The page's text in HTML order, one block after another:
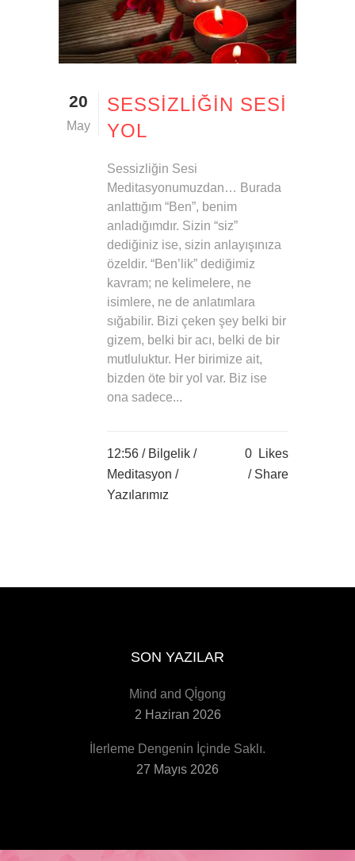
20
May
SESSIZLIĞIN SESI
YOL
Sessizliğin Sesi
Meditasyonumuzdan… Burada
anlattığım “Ben”, benim
anladığımdır. Sizin “siz”
dediğiniz ise, sizin anlayışınıza
özeldir. “Ben’lik” dediğimiz
kavram; ne kelimelere, ne
isimlere, ne de anlatımlara
sığabilir. Bizi çeken şey belki bir
gizem, belki bir acı, belki de bir
mutluluktur. Her birimize ait,
bizden öte bir yol var. Biz ise
ona sadece...
12:56 / Bilgelik /
Meditasyon /
Yazılarımız
0
Likes
Share
SON YAZILAR
Mind and Qİgong
2 Haziran 2026
İlerleme Dengenin İçinde Saklı.
27 Mayıs 2026